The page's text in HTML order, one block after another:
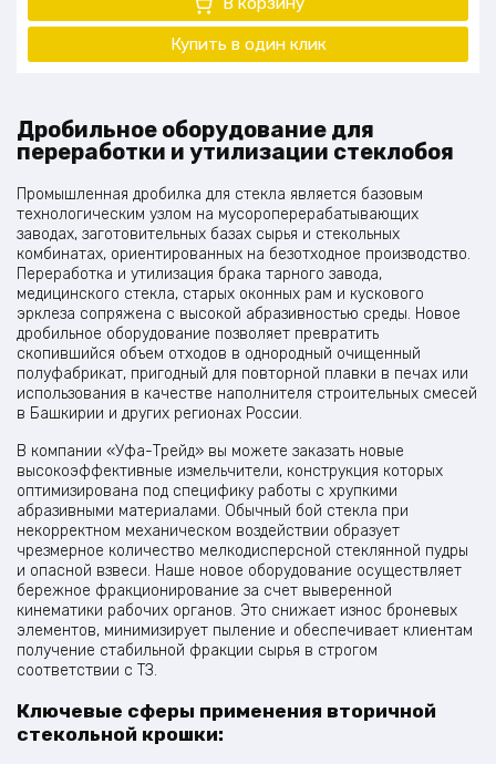
Купить в один клик
Дробильное оборудование для
переработки и утилизации стеклобоя
Промышленная дробилка для стекла является базовым
технологическим узлом на мусороперерабатывающих
заводах, заготовительных базах сырья и стекольных
комбинатах, ориентированных на безотходное производство.
Переработка и утилизация брака тарного завода,
медицинского стекла, старых оконных рам и кускового
эрклеза сопряжена с высокой абразивностью среды. Новое
дробильное оборудование позволяет превратить
скопившийся объем отходов в однородный очищенный
полуфабрикат, пригодный для повторной плавки в печах или
использования в качестве наполнителя строительных смесей
в Башкирии и других регионах России.
В компании «Уфа-Трейд» вы можете заказать новые
высокоэффективные измельчители, конструкция которых
оптимизирована под специфику работы с хрупкими
абразивными материалами. Обычный бой стекла при
некорректном механическом воздействии образует
чрезмерное количество мелкодисперсной стеклянной пудры
и опасной взвеси. Наше новое оборудование осуществляет
бережное фракционирование за счет выверенной
кинематики рабочих органов. Это снижает износ броневых
элементов, минимизирует пыление и обеспечивает клиентам
получение стабильной фракции сырья в строгом
соответствии с ТЗ.
Ключевые сферы применения вторичной
стекольной крошки: